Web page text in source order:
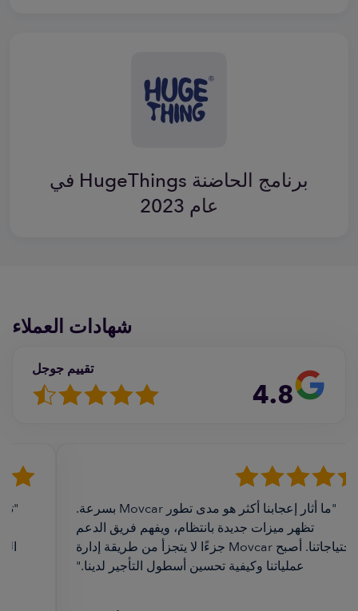
برنامج الحاضنة HugeThings في
عام 2023
شهادات العملاء
تقييم جوجل
4.8
"ما أثار إعجابنا أكثر هو مدى تطور Movcar بسرعة.
تظهر ميزات جديدة بانتظام، ويفهم فريق الدعم
احتياجاتنا. أصبح Movcar جزءًا لا يتجزأ من طريقة إدارة
عملياتنا وكيفية تحسين أسطول التأجير لدينا."